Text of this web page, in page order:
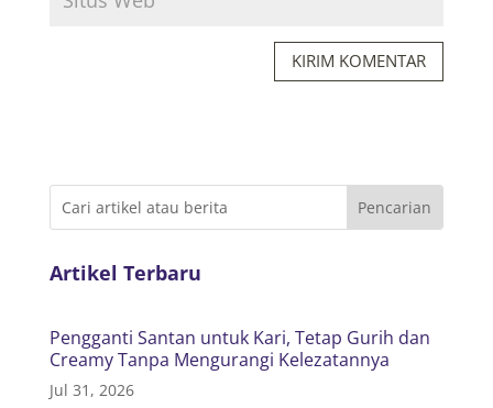
KIRIM KOMENTAR
Artikel Terbaru
Pengganti Santan untuk Kari, Tetap Gurih dan
Creamy Tanpa Mengurangi Kelezatannya
Jul 31, 2026